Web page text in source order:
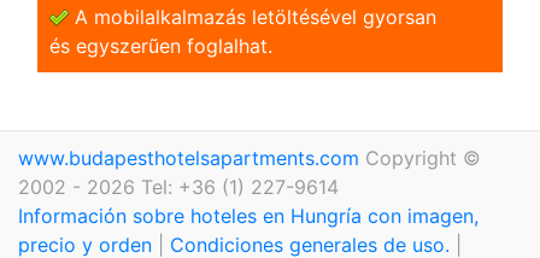
A mobilalkalmazás letöltésével gyorsan
és egyszerũen foglalhat.
www.budapesthotelsapartments.com Copyright ©
2002 - 2026 Tel: +36 (1) 227-9614
Información sobre hoteles en Hungría con imagen,
precio y orden
Condiciones generales de uso.